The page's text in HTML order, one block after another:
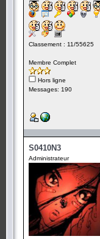
Classement : 11/55625
Membre Complet
Hors ligne
Messages: 190
S0410N3
Administrateur